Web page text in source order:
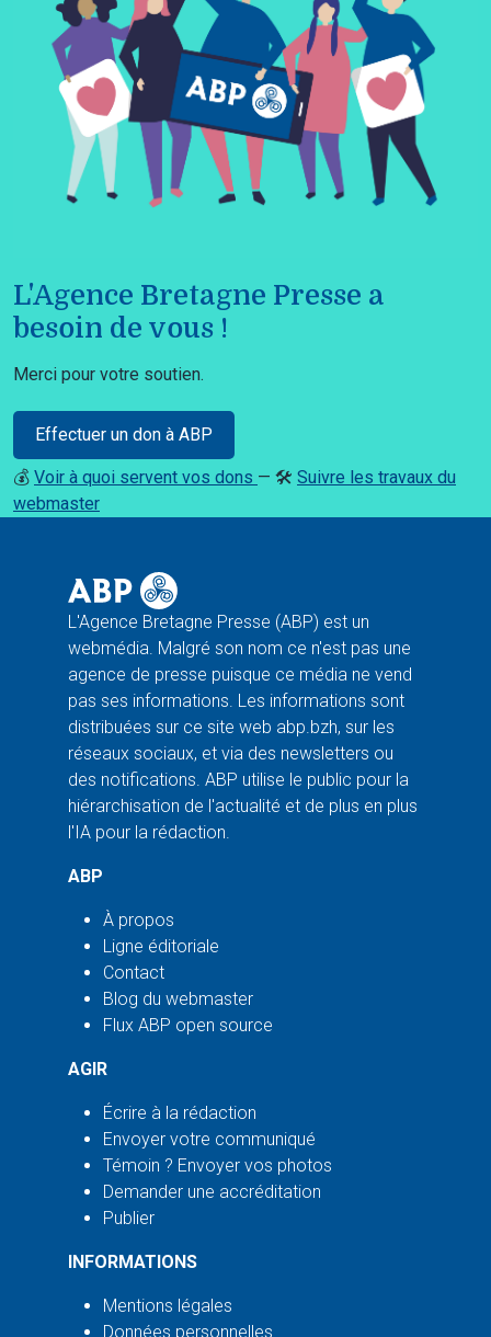
L'Agence Bretagne Presse a
besoin de vous !
Merci pour votre soutien.
Effectuer un don à ABP
💰 Voir à quoi servent vos dons — 🛠️ Suivre les travaux du
webmaster
L'Agence Bretagne Presse (ABP) est un
webmédia. Malgré son nom ce n'est pas une
agence de presse puisque ce média ne vend
pas ses informations. Les informations sont
distribuées sur ce site web abp.bzh, sur les
réseaux sociaux, et via des newsletters ou
des notifications. ABP utilise le public pour la
hiérarchisation de l'actualité et de plus en plus
l'IA pour la rédaction.
ABP
À propos
Ligne éditoriale
Contact
Blog du webmaster
Flux ABP open source
AGIR
Écrire à la rédaction
Envoyer votre communiqué
Témoin ? Envoyer vos photos
Demander une accréditation
Publier
INFORMATIONS
Mentions légales
Données personnelles